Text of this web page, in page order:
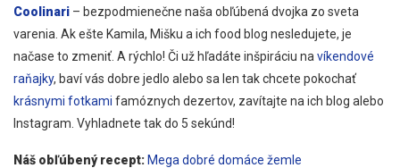
Coolinari – bezpodmienečne naša obľúbená dvojka zo sveta
varenia. Ak ešte Kamila, Mišku a ich food blog nesledujete, je
načase to zmeniť. A rýchlo! Či už hľadáte inšpiráciu na víkendové
raňajky, baví vás dobre jedlo alebo sa len tak chcete pokochať
krásnymi fotkami famóznych dezertov, zavítajte na ich blog alebo
Instagram. Vyhladnete tak do 5 sekúnd!
Náš obľúbený recept:Mega dobré domáce žemle